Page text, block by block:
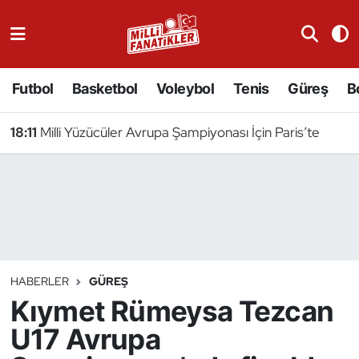
Futbol Basketbol Voleybol Tenis Güreş
18:11 Milli Yüzücüler Avrupa Şampiyonası İçin Paris’te
HABERLER GÜREŞ
Kıymet Rümeysa Tezcan
U17 Avrupa
Badminton
Binicilik
Bisiklet